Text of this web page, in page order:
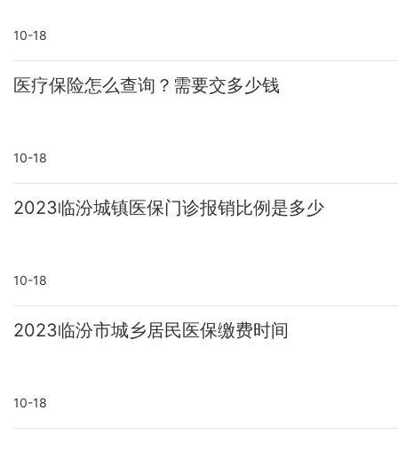
10-18
医疗保险怎么查询？需要交多少钱
10-18
2023临汾城镇医保门诊报销比例是多少
10-18
2023临汾市城乡居民医保缴费时间
10-18